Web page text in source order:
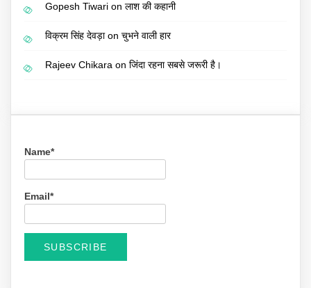
Gopesh Tiwari on लाश की कहानी
विक्रम सिंह देवड़ाon चुभने वाली हार
Rajeev Chikara on जिंदा रहना सबसे जरूरी है।
Name*
Email*